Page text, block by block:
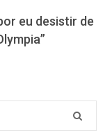
eu desistir de